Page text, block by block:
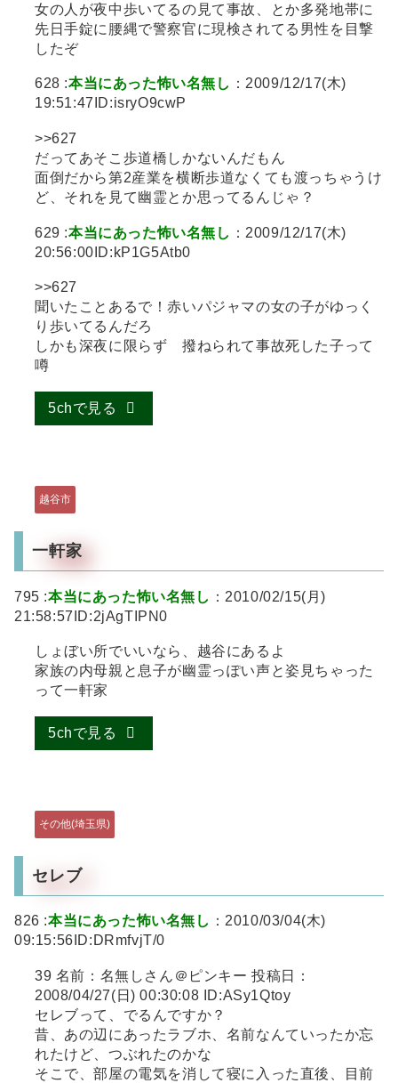
女の人が夜中歩いてるの見て事故、とか多発地帯に
先日手錠に腰縄で警察官に現検されてる男性を目撃
したぞ
628 :本当にあった怖い名無し ：2009/12/17(木)
19:51:47ID:isryO9cwP
>>627
だってあそこ歩道橋しかないんだもん
面倒だから第2産業を横断歩道なくても渡っちゃうけ
ど、それを見て幽霊とか思ってるんじゃ？
629 :本当にあった怖い名無し ：2009/12/17(木)
20:56:00ID:kP1G5Atb0
>>627
聞いたことあるで！赤いパジャマの女の子がゆっく
り歩いてるんだろ
しかも深夜に限らず 撥ねられて事故死した子って
噂
5chで見る
越谷市
一軒家
795 :本当にあった怖い名無し ：2010/02/15(月)
21:58:57ID:2jAgTIPN0
しょぼい所でいいなら、越谷にあるよ
家族の内母親と息子が幽霊っぽい声と姿見ちゃった
って一軒家
5chで見る
その他(埼玉県)
セレブ
826 :本当にあった怖い名無し ：2010/03/04(木)
09:15:56ID:DRmfvjT/0
39 名前：名無しさん＠ピンキー 投稿日：
2008/04/27(日) 00:30:08 ID:ASy1Qtoy
セレブって、でるんですか？
昔、あの辺にあったラブホ、名前なんていったか忘
れたけど、つぶれたのかな
そこで、部屋の電気を消して寝に入った直後、目前